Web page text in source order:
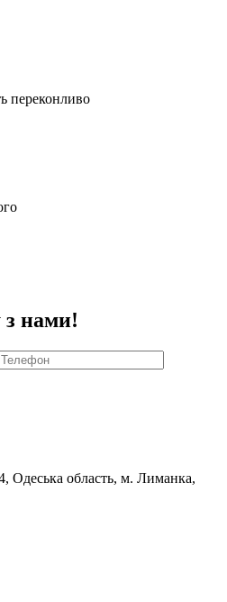
переконливо
з нами!
Одеська область, м. Лиманка,